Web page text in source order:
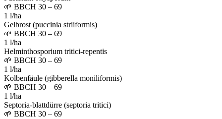
🌱 BBCH 30 – 69
1 l/ha
Gelbrost (puccinia striiformis)
🌱 BBCH 30 – 69
1 l/ha
Helminthosporium tritici-repentis
🌱 BBCH 30 – 69
1 l/ha
Kolbenfäule (gibberella moniliformis)
🌱 BBCH 30 – 69
1 l/ha
Septoria-blattdürre (septoria tritici)
🌱 BBCH 30 – 69